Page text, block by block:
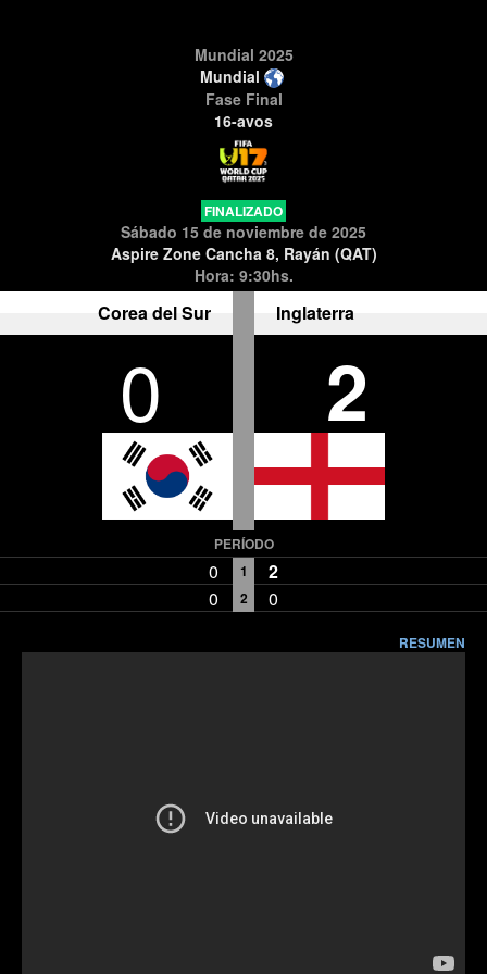
Mundial 2025
Mundial
Fase Final
16-avos
FINALIZADO
Sábado 15 de noviembre de 2025
Aspire Zone Cancha 8, Rayán (QAT)
Hora: 9:30hs.
Corea del Sur Inglaterra
0 2
PERÍODO
0 1
2
0
2 0
RESUMEN